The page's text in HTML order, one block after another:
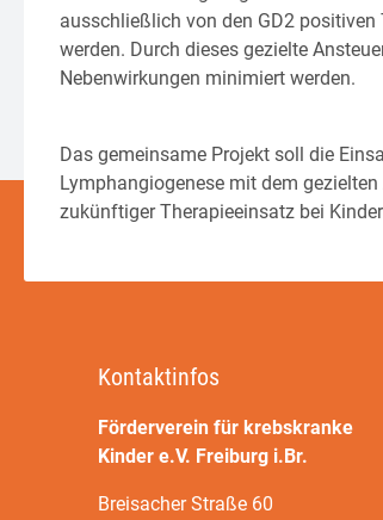
ausschließlich von den GD2
werden. Durch dieses gezielte
Nebenwirkungen minimiert werden.
Das gemeinsame Projekt soll die
Lymphangiogenese mit dem
zukünftiger Therapieeinsatz bei
Kontaktinfos
Förderverein für krebskranke
Kinder e.V. Freiburg i.Br.
Breisacher Straße 60